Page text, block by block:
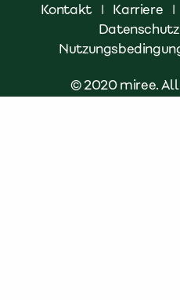
Kontakt | Karriere |
Datenschutz
© 2020 miree. All